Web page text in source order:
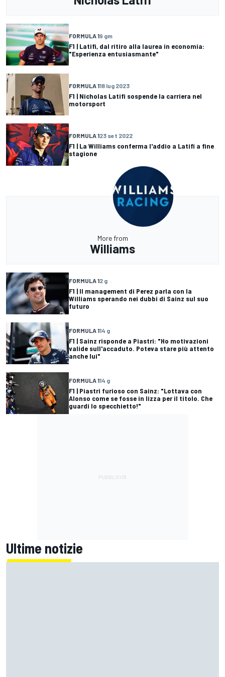
FORMULA 19 gm
F1 | Latifi, dal ritiro alla laurea in economia:
"Esperienza entusiasmante"
FORMULA 118 lug 2023
F1 | Nicholas Latifi sospende la carriera nel
motorsport
FORMULA 123 set 2022
F1 | La Williams conferma l'addio a Latifi a fine
stagione
More from
Williams
FORMULA 12 g
F1 | Il management di Perez parla con la
Williams sperando nei dubbi di Sainz sul suo
futuro
FORMULA 114 g
F1 | Sainz risponde a Piastri: "Ho motivazioni
valide sull'accaduto. Poteva stare più attento
anche lui"
FORMULA 114 g
F1 | Piastri furioso con Sainz: "Lottava con
Alonso come se fosse in lizza per il titolo. Che
guardi lo specchietto!"
Ultime notizie